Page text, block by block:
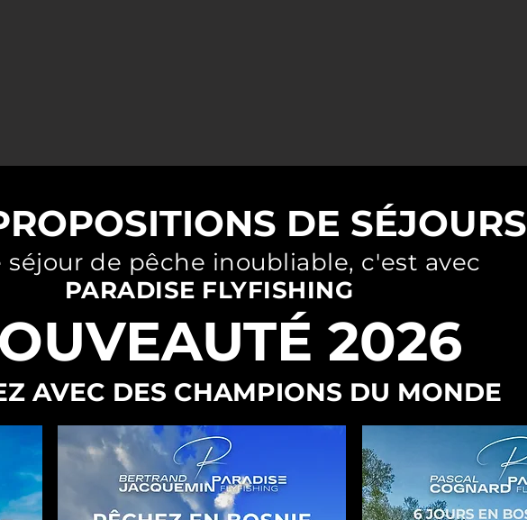
DE SÉJOURS
séjour de pêche inoubliable, c'est avec
PARADISE FLYFISHING
2026
AVEC DES CHAMPIONS DU MONDE